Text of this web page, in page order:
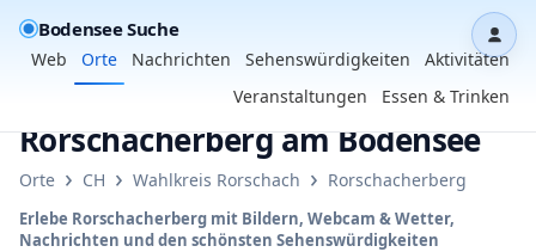
Bodensee Suche
Web Orte Nachrichten Sehenswürdigkeiten
Aktivitäten
Veranstaltungen
Essen & Trinken
Rorschacherberg am Bodensee
Orte › CH › Wahlkreis Rorschach › Rorschacherberg
Erlebe Rorschacherberg mit Bildern, Webcam & Wetter,
Nachrichten und den schönsten Sehenswürdigkeiten